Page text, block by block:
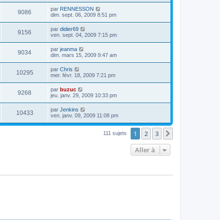
9086 par RENNESSON
dim. sept. 06, 2009 8:51 pm
9156 par didier69
ven. sept. 04, 2009 7:15 pm
9034 par jeanma
dim. mars 15, 2009 9:47 am
10295 par Chris
mer. févr. 18, 2009 7:21 pm
9268 par buzuc
jeu. janv. 29, 2009 10:33 pm
10433 par Jenkins
ven. janv. 09, 2009 11:08 pm
111 sujets 1 2 3
Aller à